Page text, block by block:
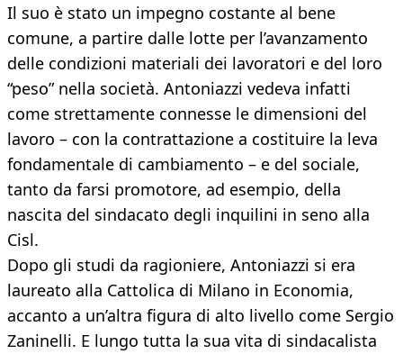
Il suo è stato un impegno costante al bene
comune, a partire dalle lotte per l’avanzamento
delle condizioni materiali dei lavoratori e del loro
“peso” nella società. Antoniazzi vedeva infatti
come strettamente connesse le dimensioni del
lavoro – con la contrattazione a costituire la leva
fondamentale di cambiamento – e del sociale,
tanto da farsi promotore, ad esempio, della
nascita del sindacato degli inquilini in seno alla
Cisl.
Dopo gli studi da ragioniere, Antoniazzi si era
laureato alla Cattolica di Milano in Economia,
accanto a un’altra figura di alto livello come Sergio
Zaninelli. E lungo tutta la sua vita di sindacalista